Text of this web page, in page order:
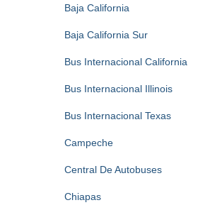
Baja California
Baja California Sur
Bus Internacional California
Bus Internacional Illinois
Bus Internacional Texas
Campeche
Central De Autobuses
Chiapas